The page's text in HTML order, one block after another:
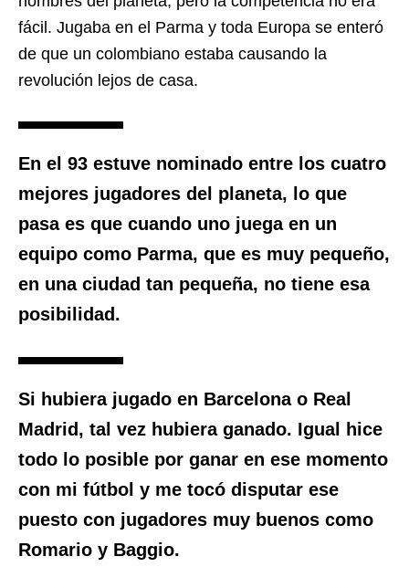
fácil. Jugaba en el Parma y toda Europa se enteró
de que un colombiano estaba causando la
revolución lejos de casa.
En el 93 estuve nominado entre los cuatro
mejores jugadores del planeta, lo que
pasa es que cuando uno juega en un
equipo como Parma, que es muy pequeño,
en una ciudad tan pequeña, no tiene esa
posibilidad.
Si hubiera jugado en Barcelona o Real
Madrid, tal vez hubiera ganado. Igual hice
todo lo posible por ganar en ese momento
con mi fútbol y me tocó disputar ese
puesto con jugadores muy buenos como
Romario y Baggio.